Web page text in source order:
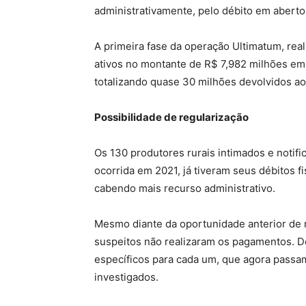
administrativamente, pelo débito em
A primeira fase da operação Ultimatum,
ativos no montante de R$ 7,982 milhões
totalizando quase 30 milhões devolvidos
Possibilidade de regularização
Os 130 produtores rurais intimados e
ocorrida em 2021, já tiveram seus débitos
cabendo mais recurso administrativo.
Mesmo diante da oportunidade anterior
suspeitos não realizaram os pagamentos.
específicos para cada um, que agora
investigados.